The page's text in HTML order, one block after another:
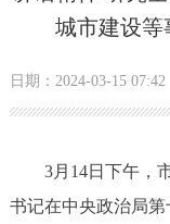
政务公开
市领导
城市建设等
日期：2024-03-15 07:42
3月14日下午，市
书记在中央政治局